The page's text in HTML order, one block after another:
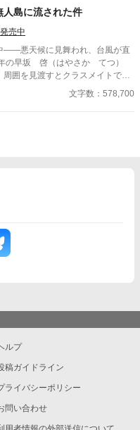
ています。
人島に流された件
売中
――悪天候に見舞われ、台風が直
の早坂 啓（はやさか てつ）
囲を見渡すとクラスメイトで美
に倒れていた。 どうや
も島は『無人
文字数：578,700
ルプ
稿ガイドライン
ライバシーポリシー
問い合わせ